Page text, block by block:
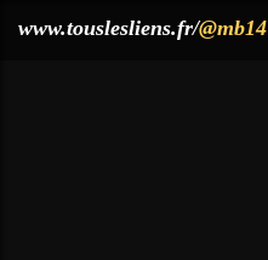
www.touslesliens.fr/@mb14